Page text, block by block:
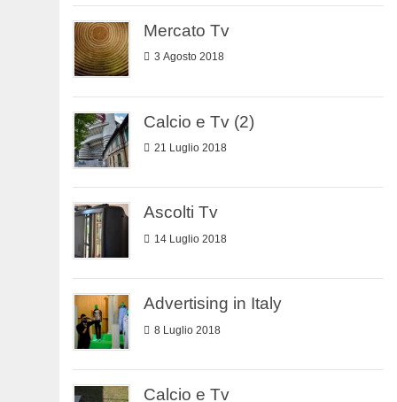
Mercato Tv
3 Agosto 2018
Calcio e Tv (2)
21 Luglio 2018
Ascolti Tv
14 Luglio 2018
Advertising in Italy
8 Luglio 2018
Calcio e Tv